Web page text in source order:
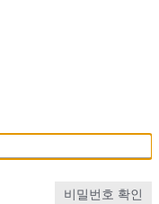
비밀번호 확인